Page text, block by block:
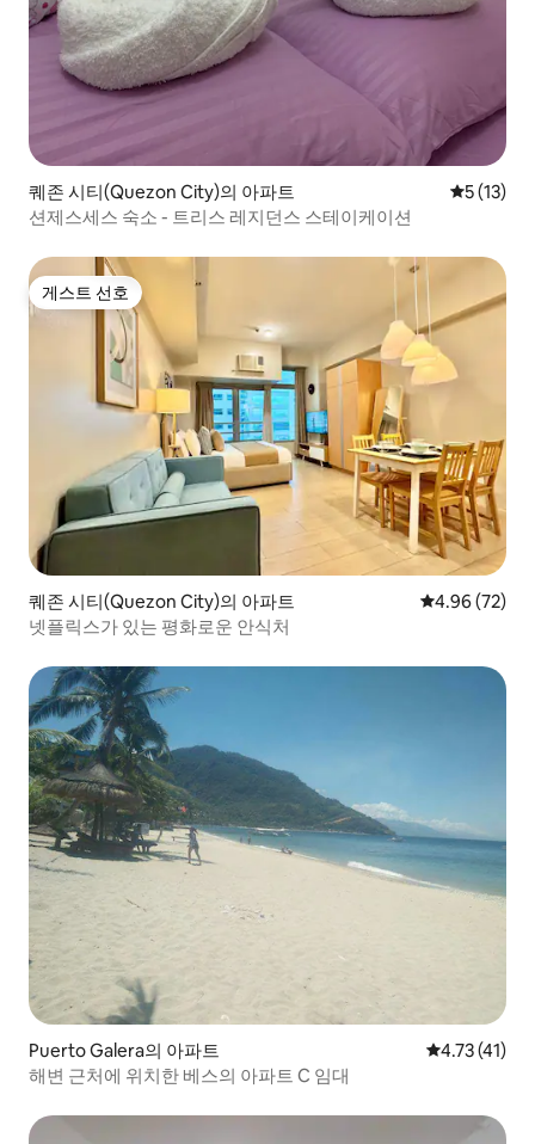
퀘존 시티(Quezon City)의 아파트 평점 5점
5 (13)
션제스세스 숙소 - 트리스 레지던스 스테이케이션
게스트 선호
게스트 선호
퀘존 시티(Quezon City)의 아파트 평점 4.96점(5
4.96 (72)
넷플릭스가 있는 평화로운 안식처
Puerto Galera의 아파트 평점 4.73점
4.73 (41)
해변 근처에 위치한 베스의 아파트 C 임대